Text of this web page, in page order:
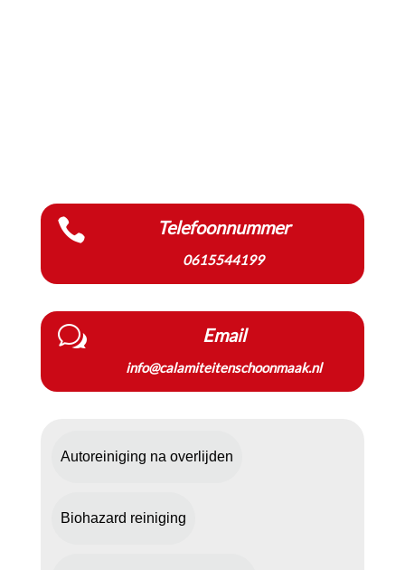
 Telefoonnummer
0615544199
w Email
info@calamiteitenschoonmaak.nl
Autoreiniging na overlijden
Biohazard reiniging